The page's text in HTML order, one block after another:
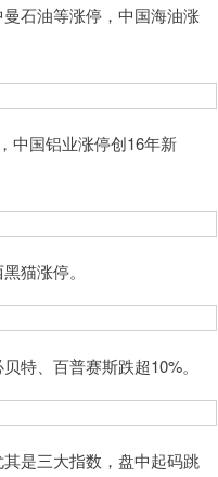
石油等涨停，中国海油涨
国铝业涨停创16年新
猫涨停。
、百普赛斯跌超10%。
是三大指数，盘中起码跳